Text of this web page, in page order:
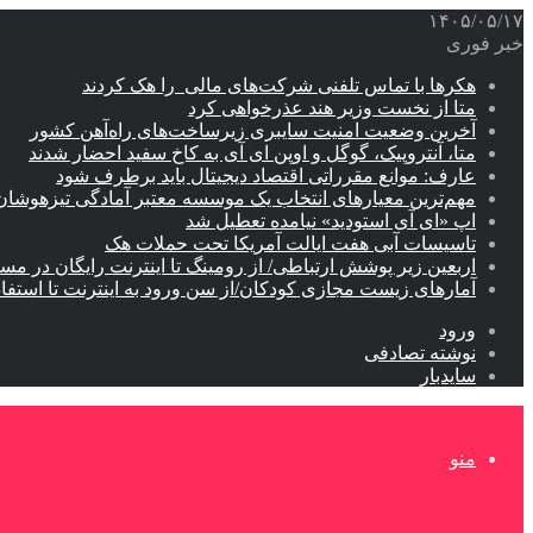
۱۴۰۵/۰۵/۱۷
خبر فوری
هکرها با تماس تلفنی شرکت‌های مالی را هک کردند
متا از نخست وزیر هند عذرخواهی کرد
آخرین وضعیت امنیت سایبری زیرساخت‌های راه‌آهن کشور
متا، آنتروپیک، گوگل و اوپن ای آی به کاخ سفید احضار شدند
عارف: موانع مقرراتی اقتصاد دیجیتال باید برطرف شود
مهم‌ترین معیارهای انتخاب یک موسسه معتبر آمادگی
اپ «ای آی استودید» نیامده تعطیل شد
تاسیسات آبی هفت ایالت آمریکا تحت حملات هک
اربعین زیر پوشش ارتباطی/ از رومینگ تا اینترنت رایگان در
آمارهای زیست مجازی کودکان/از سن ورود به اینترنت تا
ورود
نوشته تصادفی
سایدبار
منو